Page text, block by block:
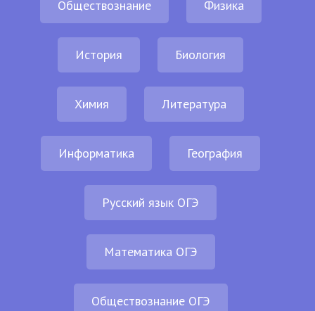
Обществознание Физика
История Биология
Химия Литература
Информатика География
Русский язык ОГЭ
Математика ОГЭ
Обществознание ОГЭ